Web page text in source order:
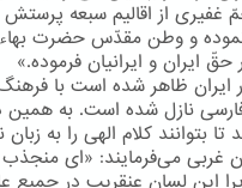
غفیری از اقالیم سبعه
و وطن مقدّس حضرت
ایران و ایرانیان فرموده.»
ایران ظاهر شده است با
نازل شده است. به همین
تا بتوانند كلام الهی را به
غربی می‌فرمایند: «ای
این لسان عنقریب در